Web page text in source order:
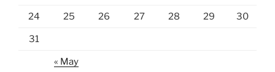
24 25 26 27 28 29 30
31
« May